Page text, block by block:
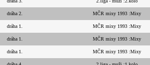
dráha 2. MČR mixy 1993 :Mixy
dráha 1. MČR mixy 1993 :Mixy
dráha 1. MČR mixy 1993 :Mixy
dráha 1. MČR mixy 1993 :Mixy